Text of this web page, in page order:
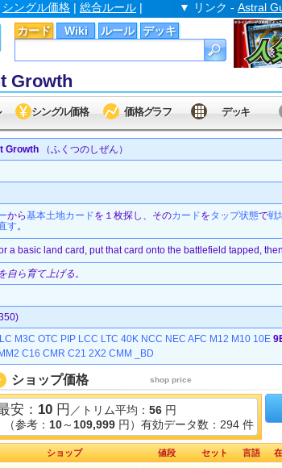
カード Wiki ルール デッキ
シングル価格 | 総合ルール | ▼ リンク - Astral
Growth
シングル価格 価格グラフ デッキ
Growth （ふくつのしぜん）
から基本土地カードを１枚探し、そのカードをタップ状態で戦
す。
a basic land card, put that card onto the battlefield tapped,
自ら育て上げる。
M3C OTC PIP LCC LTC 40K NCC NEC AFC M12 M10 10E
MM2 C16 CMR C21 2X2 CMM _BD
ショップ価格 shop price
安： 10 円 ／トリム平均： 56 円
（参考： 10～ 109,999 円）有効データ数：294 件
ショップ 値段 セット 言語